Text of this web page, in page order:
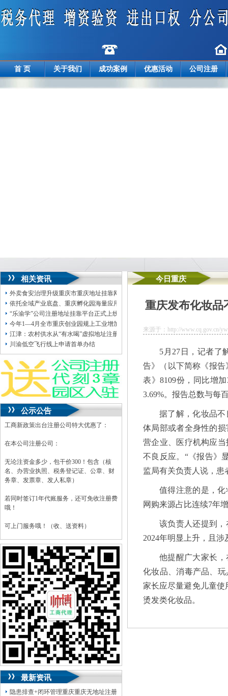
首 页 关于我们 成功案例 优惠活动 公司注册
相关资讯
外卖食安治理升级重庆市重庆地址挂靠网络餐饮食品安全政企共治活动在沙坪坝
依托全域产业底盘、重庆孵化园海量应用场景、完备科创配套AI新锐企业接踵扎
“乐渝学”公司注册地址挂靠平台正式上线！2026年川渝全民终身学习活动周启动
今年1—4月全市重庆创业园规上工业增加值同比增长4.5%
江津：农村供水从“有水喝”虚拟地址注册公司迈向“喝好水”
川渝低空飞行线上申请首单办结
公示公告
工商新政策出台注册公司特大优惠了：
在本公司注册公司：
无论注资金多少，包干价300！包含（核
名、办营业执照、税务登记证、公章、财
务章、发票章、发人私章）
若同时签订1年代账服务，还可免收注册费
哦！
可上门服务哦！（收、送资料）
可加急服务哦！（最快可1工作日）
可代理开银行账户！（我们有长期合作的
银行，可免银行年费用）
咨询热线：023-63653351/63653355、
13320337068、13368080804，一通电话，
优惠多多！
咨询QQ：1063653355、1163653355、
1263653355
023-63653351/63653355、送资料）可加急
无论注资金多少，公章、咨询
QQ：13368080804， （最快可1工作日）
可代理开银行账户！
包干价300！税务登记证、一通电话，
13320337068、还可免收注册费哦！
最新资讯
隐患排查+闭环管理重庆重庆无地址注册公司全力筑牢3075座水库防汛安全堤
今日重庆
重庆发布化妆品
来源于：http://www.cq.gov.cn/
5月27日，记者了
告》（以下简称《报
表》8109份，同比增
3.69%。报告总数与每
据了解，化妆品
体局部或者全身性的
营企业、医疗机构应
不良反应。“《报告》
监局有关负责人说，患
值得注意的是，
网购来源占比连续7年
该负责人还提到，
2024年明显上升，且
他提醒广大家长
化妆品、消毒产品、
家长应尽量避免儿童
烫发类化妆品。